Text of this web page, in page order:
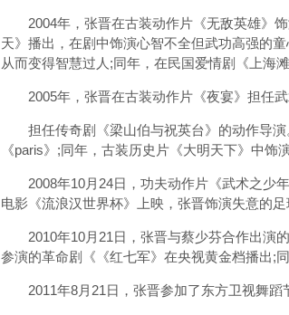
2004年，张晋在古装动作片《无敌英雄》饰
天》播出，在剧中饰演心智不全但武功高强的
从而变得智慧过人;同年，在民国爱情剧《上海
2005年，张晋在古装动作片《夜宴》担任武
担任传奇剧《梁山伯与祝英台》的动作导演
《paris》;同年，古装历史片《大明天下》中饰
2008年10月24日，功夫动作片《武术之少年
电影《流浪汉世界杯》上映，张晋饰演失意的
2010年10月21日，张晋与蔡少芬合作出演的
参演的革命剧《《红七军》在央视黄金档播出;
2011年8月21日，张晋参加了东方卫视舞蹈